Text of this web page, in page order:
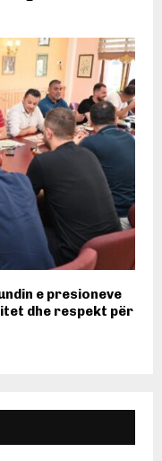
e presioneve
dhe respekt për